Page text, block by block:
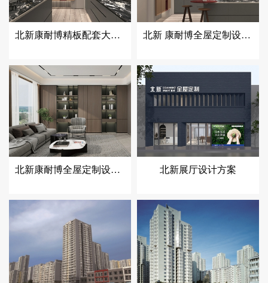
北新康耐博精板配套大圆弧产品 北新 康耐博全屋定制设计方案1012
北新康耐博全屋定制设计方案10.15 北新展厅设计方案